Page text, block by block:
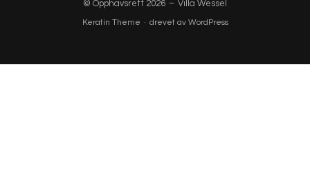
© Opphavsrett 2026 – Villa Wessel
Keratin Theme · drevet av WordPress